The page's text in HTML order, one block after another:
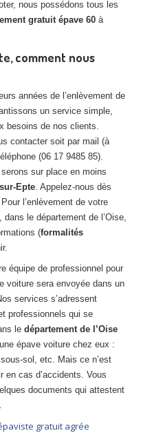
nous possédons tous les
gratuit épave 60 à
comment nous
années de l’enlèvement de
un service simple,
besoins de nos clients.
contacter soit par mail (à
(06 17 9485 85).
sur place en moins
Epte. Appelez-nous dès
l’enlèvement de votre
, dans le département de l’Oise,
(formalités
équipe de professionnel pour
voiture sera envoyée dans un
services s’adressent
professionnels qui se
le département de l’Oise
épave voiture chez eux :
sol, etc. Mais ce n’est
en cas d’accidents. Vous
documents qui attestent
gratuit agrée